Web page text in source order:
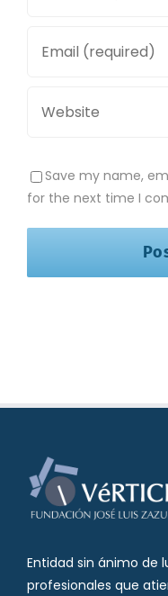
Save my name,
for the next time I
Entidad sin ánimo de
profesionales que